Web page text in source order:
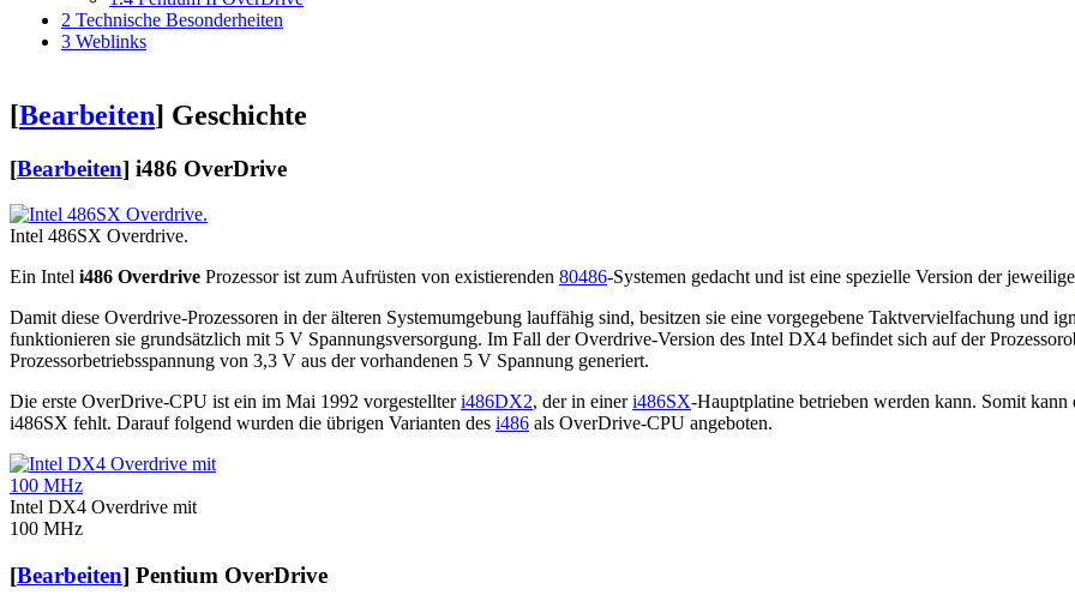
2 Technische Besonderheiten
3 Weblinks
[Bearbeiten] Geschichte
[Bearbeiten] i486 OverDrive
Intel 486SX Overdrive.
Ein Intel i486 Overdrive Prozessor ist zum Aufrüsten von existierenden 80486-Systemen gedacht und ist eine spezielle Version der
Damit diese Overdrive-Prozessoren in der älteren Systemumgebung lauffähig sind, besitzen sie eine vorgegebene Taktvervielfachung und
funktionieren sie grundsätzlich mit 5 V Spannungsversorgung. Im Fall der Overdrive-Version des Intel DX4 befindet sich auf der
Prozessorbetriebsspannung von 3,3 V aus der vorhandenen 5 V Spannung generiert.
Die erste OverDrive-CPU ist ein im Mai 1992 vorgestellteri486DX2, der in eineri486SX-Hauptplatine betrieben werden kann. Somit kann
i486SX fehlt. Darauf folgend wurden die übrigen Varianten des i486 als OverDrive-CPU angeboten.
Intel DX4 Overdrive mit
100 MHz
[Bearbeiten] Pentium OverDrive